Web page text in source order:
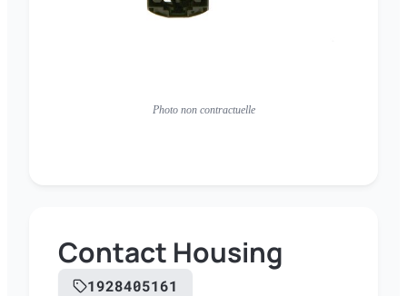
Photo non contractuelle
Contact Housing
1928405161